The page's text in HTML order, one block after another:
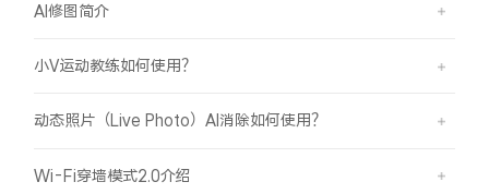
AI修图简介
小V运动教练如何使用？
动态照片（Live Photo）AI消除如何使用？
Wi-Fi穿墙模式2.0介绍